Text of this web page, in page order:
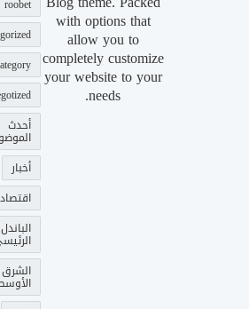
with options that
allow you to
completely customize
your website to your
needs.
roobet
أحدث
أخبار
اقتصاد
الباندل
الشرق